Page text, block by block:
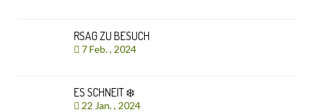
RSAG ZU BESUCH
7 Feb. , 2024
ES SCHNEIT ❄️
22 Jan. , 2024